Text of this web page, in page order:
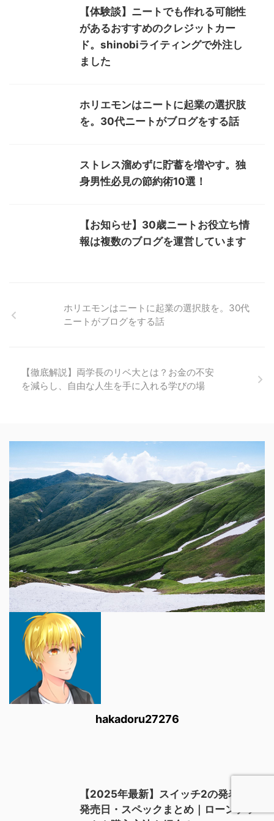
【体験談】ニートでも作れる可能性
があるおすすめのクレジットカー
ド。shinobiライティングで外注し
ました
ホリエモンはニートに起業の選択肢
を。30代ニートがブログをする話
ストレス溜めずに貯蓄を増やす。独
身男性必見の節約術10選！
【お知らせ】30歳ニートお役立ち情
報は複数のブログを運営しています
ホリエモンはニートに起業の選択肢を。30代
ニートがブログをする話
【徹底解説】両学長のリベ大とは？お金の不安
を減らし、自由な人生を手に入れる学びの場
hakadoru27276
【2025年最新】スイッチ2の発表日・
発売日・スペックまとめ｜ローンチソ